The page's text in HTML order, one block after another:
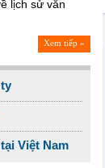
lịch sử văn
Xem tiếp »
Việt Nam